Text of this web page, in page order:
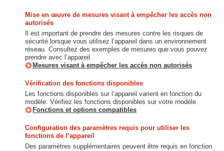
Mise en œuvre de mesures visant à empêcher les accès non
autorisés
Il est important de prendre des mesures contre les risques de
sécurité lorsque vous utilisez l’appareil dans un environnement
réseau. Consultez des exemples de mesures que vous pouvez
prendre avec l’appareil.
Mesures visant à empêcher les accès non autorisés
Vérification des fonctions disponibles
Les fonctions disponibles sur l’appareil varient en fonction du
modèle. Vérifiez les fonctions disponibles sur votre modèle.
Fonctions et options compatibles
Configuration des paramètres requis pour utiliser les
fonctions de l’appareil
Des paramètres supplémentaires peuvent être requis en fonction